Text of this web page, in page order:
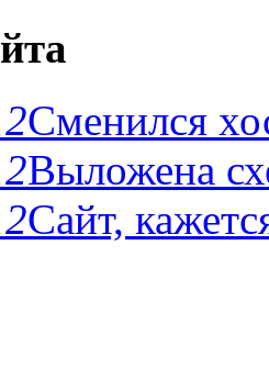
Сменился
Выложена
Сайт,